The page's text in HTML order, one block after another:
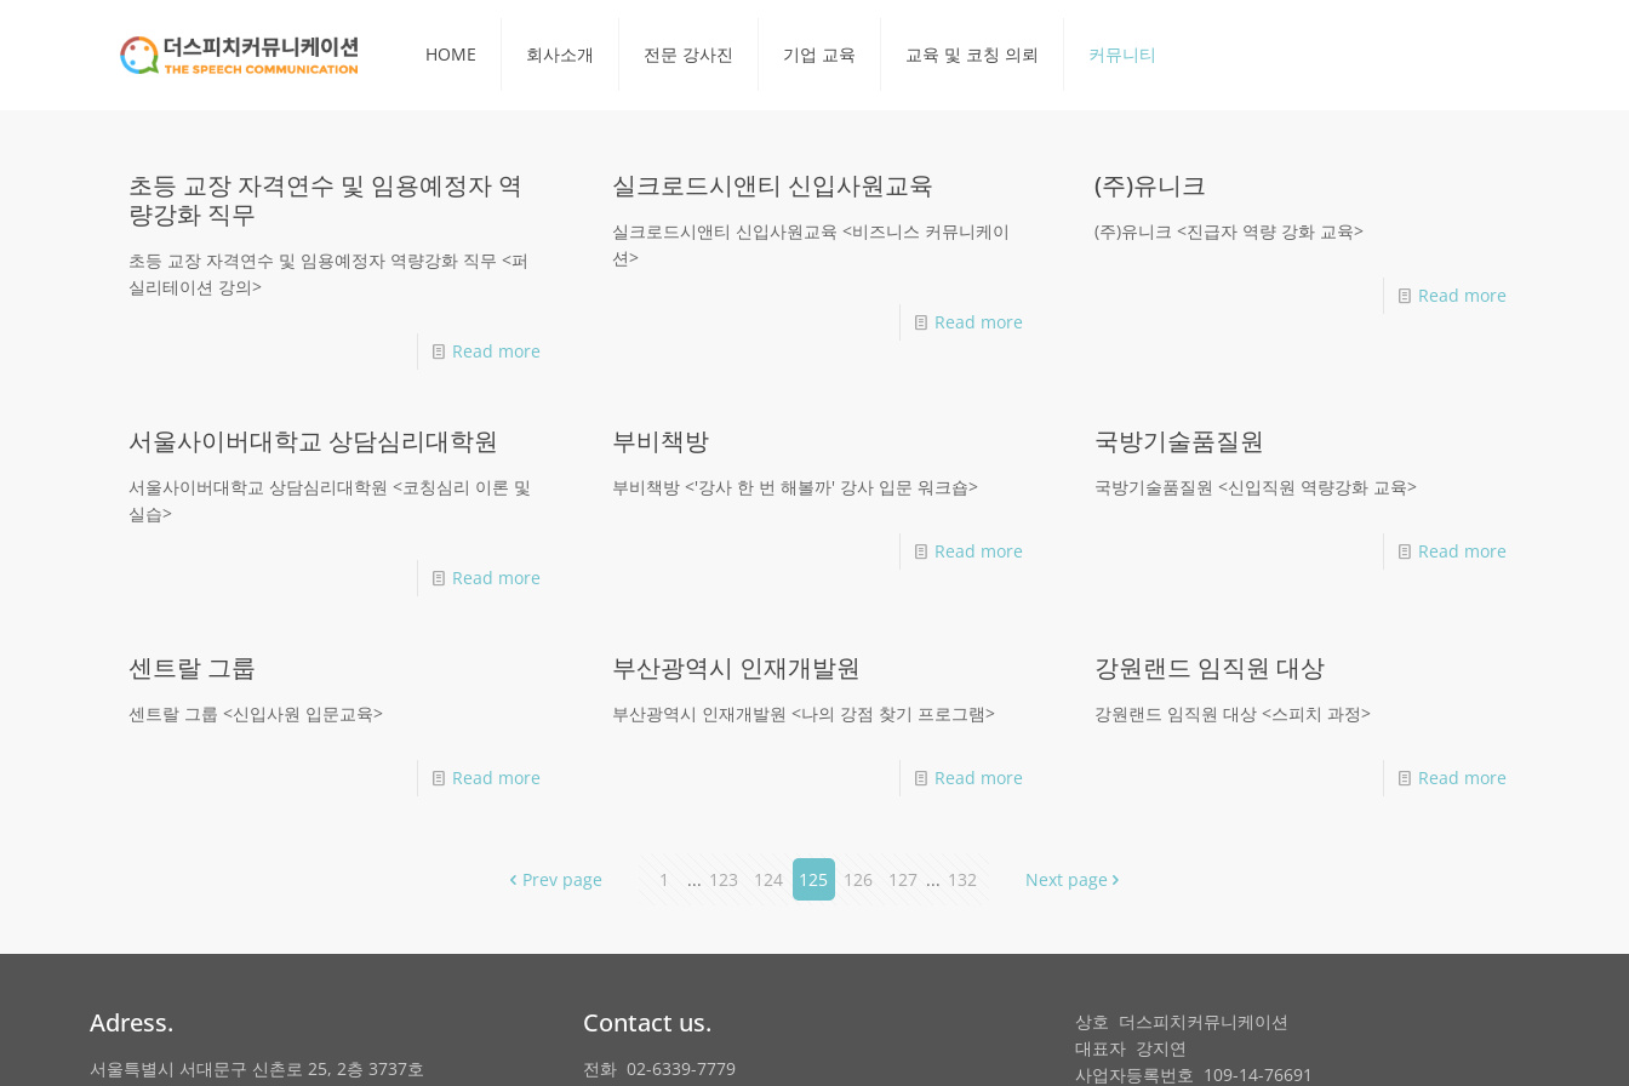
HOME 회사소개 전문 강사진 기업 교육 교육 및 코칭 의뢰 커뮤니티
초등 교장 자격연수 및 임용예정자 역
량강화 직무
초등 교장 자격연수 및 임용예정자 역량강화 직무 <퍼
실리테이션 강의>
Read more
실크로드시앤티 신입사원교육
실크로드시앤티 신입사원교육 <비즈니스 커뮤니케이
션>
Read more
(주)유니크
(주)유니크 <진급자 역량 강화 교육>
Read more
서울사이버대학교 상담심리대학원
서울사이버대학교 상담심리대학원 <코칭심리 이론 및
실습>
Read more
부비책방
부비책방 <'강사 한 번 해볼까' 강사 입문 워크숍>
Read more
국방기술품질원
국방기술품질원 <신입직원 역량강화 교육>
Read more
센트랄 그룹
센트랄 그룹 <신입사원 입문교육>
Read more
부산광역시 인재개발원
부산광역시 인재개발원 <나의 강점 찾기 프로그램>
Read more
강원랜드 임직원 대상
강원랜드 임직원 대상 <스피치 과정>
Read more
Prev page 1 ... 123 124 125 126 127 ... 132 Next page
Adress.
서울특별시 서대문구 신촌로 25, 2층 3737호
Contact us.
전화 02-6339-7779
상호 더스피치커뮤니케이션
대표자 강지연
사업자등록번호 109-14-76691